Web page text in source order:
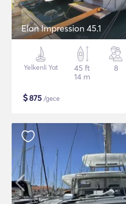
Elan Impression 45.1
Yelkenli Yat
45 ft
14 m
8
$875 /gece